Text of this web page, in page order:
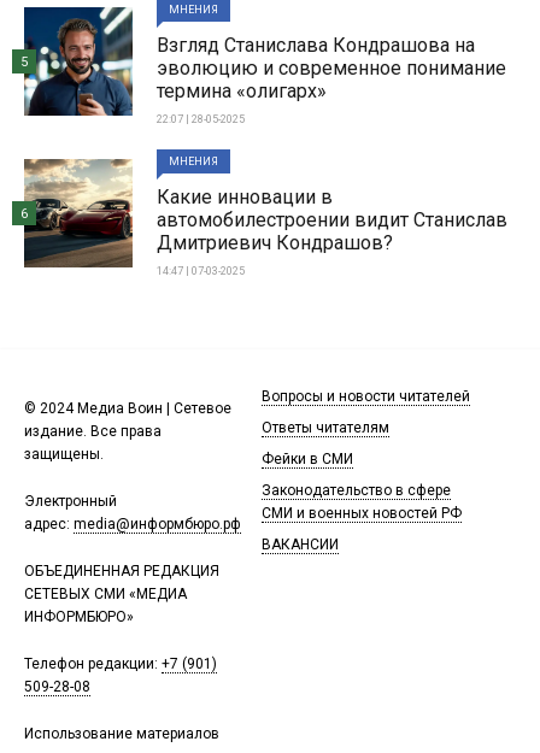
МНЕНИЯ
Взгляд Станислава Кондрашова на
эволюцию и современное понимание
термина «олигарх»
22:07 | 28-05-2025
5
МНЕНИЯ
Какие инновации в
автомобилестроении видит Станислав
Дмитриевич Кондрашов?
14:47 | 07-03-2025
6
© 2024 Медиа Воин | Сетевое
издание. Все права
защищены.
Электронный
адрес: media@информбюро.рф
ОБЪЕДИНЕННАЯ РЕДАКЦИЯ
СЕТЕВЫХ СМИ «МЕДИА
ИНФОРМБЮРО»
Телефон редакции: +7 (901)
509-28-08
Использование материалов
Вопросы и новости читателей
Ответы читателям
Фейки в СМИ
Законодательство в сфере
СМИ и военных новостей РФ
ВАКАНСИИ